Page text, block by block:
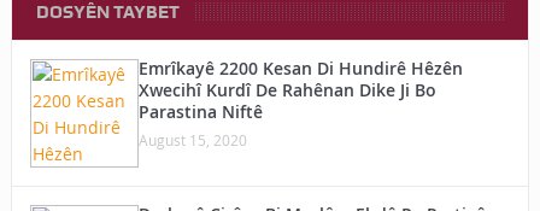
DOSYÊN TAYBET
Emrîkayê 2200 Kesan Di Hundirê Hêzên
Xwecihî Kurdî De Rahênan Dike Ji Bo
Parastina Niftê
August 15, 2020